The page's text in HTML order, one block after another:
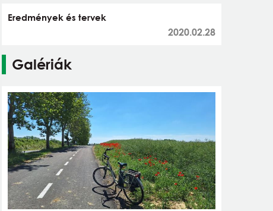
Eredmények és tervek
2020.02.28
Galériák